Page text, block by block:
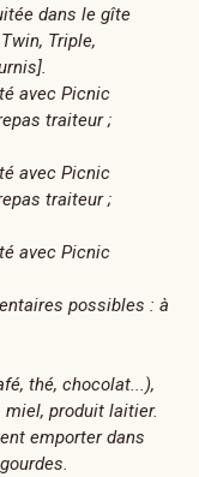
dans le gîte
Triple,
avec Picnic
traiteur ;
avec Picnic
traiteur ;
avec Picnic
possibles : à
thé, chocolat...),
produit laitier.
emporter dans